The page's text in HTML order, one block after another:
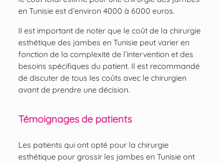
en Tunisie est d’environ 4000 à 6000 euros.
Il est important de noter que le coût de la chirurgie
esthétique des jambes en Tunisie peut varier en
fonction de la complexité de l’intervention et des
besoins spécifiques du patient. Il est recommandé
de discuter de tous les coûts avec le chirurgien
avant de prendre une décision.
Témoignages de patients
Les patients qui ont opté pour la chirurgie
esthétique pour grossir les jambes en Tunisie ont